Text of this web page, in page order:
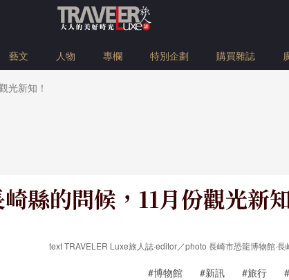
藝文 人物 專欄 特別企劃 購買雜誌
光新知！
縣的問候，11月份觀光新
text TRAVELER Luxe旅人誌·editor／photo 長崎市恐龍博物館·長
#博物館 #新訊 #旅行